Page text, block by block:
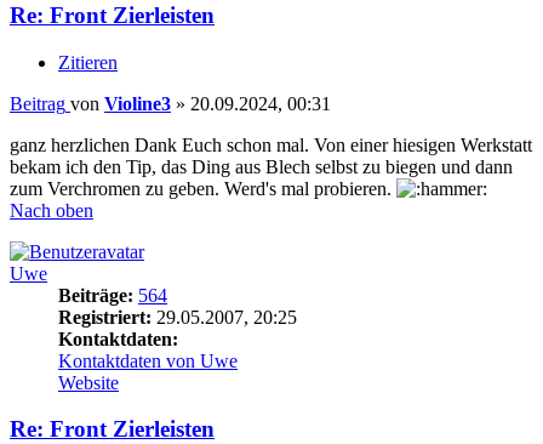
Re: Front Zierleisten
Zitieren
Beitrag von Violine3 » 20.09.2024, 00:31
ganz herzlichen Dank Euch schon mal. Von einer hiesigen Werkstatt
bekam ich den Tip, das Ding aus Blech selbst zu biegen und dann
zum Verchromen zu geben. Werd's mal probieren.
Nach oben
Uwe
Beiträge: 564
Registriert: 29.05.2007, 20:25
Kontaktdaten:
Kontaktdaten von Uwe
Website
Re: Front Zierleisten